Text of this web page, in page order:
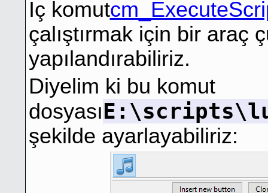
İç komut
çalıştırmak için bir araç
yapılandırabiliriz.
Diyelim ki bu komut
dosyası
şekilde ayarlayabiliriz: